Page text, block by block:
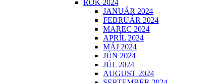
ROK 2024
JANUÁR 2024
FEBRUÁR 2024
MAREC 2024
APRÍL 2024
MÁJ 2024
JÚN 2024
JÚL 2024
AUGUST 2024